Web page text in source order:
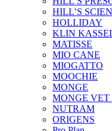
HILL’S
HOLLIDAY
KLIN
MATISSE
MIO CANE
MIOGATTO
MOOCHIE
MONGE
MONGE VET
NUTRAM
ORIGENS